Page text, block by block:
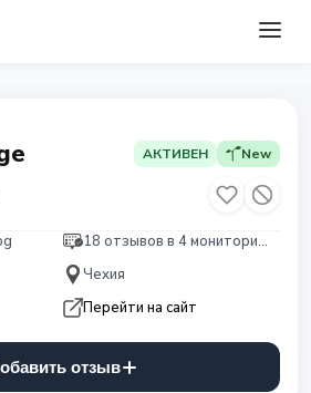
АКТИВЕН New
18 отзывов в 4 мониторингах
Чехия
Перейти на сайт
отзыв